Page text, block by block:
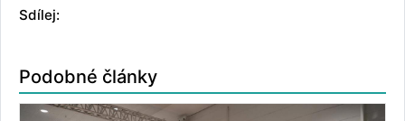
Sdílej:
Podobné články